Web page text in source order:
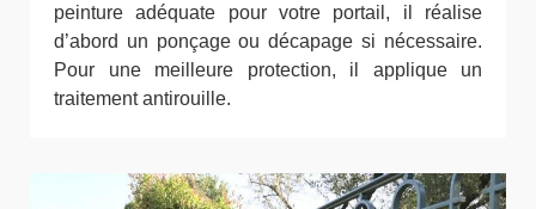
peinture adéquate pour votre portail, il réalise
d’abord un ponçage ou décapage si nécessaire.
Pour une meilleure protection, il applique un
traitement antirouille.